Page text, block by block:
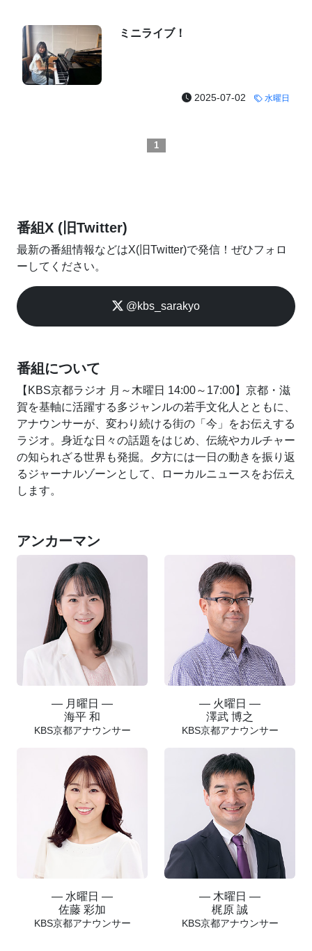
ミニライブ！
2025-07-02 水曜日
1
番組X (旧Twitter)
最新の番組情報などはX(旧Twitter)で発信！ぜひフォロ
ーしてください。
@kbs_sarakyo
番組について
【KBS京都ラジオ 月～木曜日 14:00～17:00】京都・滋
賀を基軸に活躍する多ジャンルの若手文化人とともに、
アナウンサーが、変わり続ける街の「今」をお伝えする
ラジオ。身近な日々の話題をはじめ、伝統やカルチャー
の知られざる世界も発掘。夕方には一日の動きを振り返
るジャーナルゾーンとして、ローカルニュースをお伝え
します。
アンカーマン
― 月曜日 ―
海平 和
KBS京都アナウンサー
― 火曜日 ―
澤武 博之
KBS京都アナウンサー
― 水曜日 ―
佐藤 彩加
KBS京都アナウンサー
― 木曜日 ―
梶原 誠
KBS京都アナウンサー